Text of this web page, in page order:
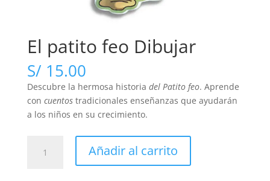
El patito feo Dibujar
S/ 15.00
Descubre la hermosa historia del Patito feo. Aprende
con cuentostradicionales enseñanzas que ayudarán
a los niños en su crecimiento.
patito
Añadir al carrito